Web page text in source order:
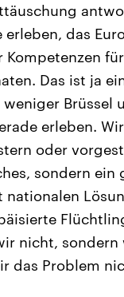
das
Das ist ja
Brüssel
erleben.
oder
sondern
nicht, sondern
das Problem